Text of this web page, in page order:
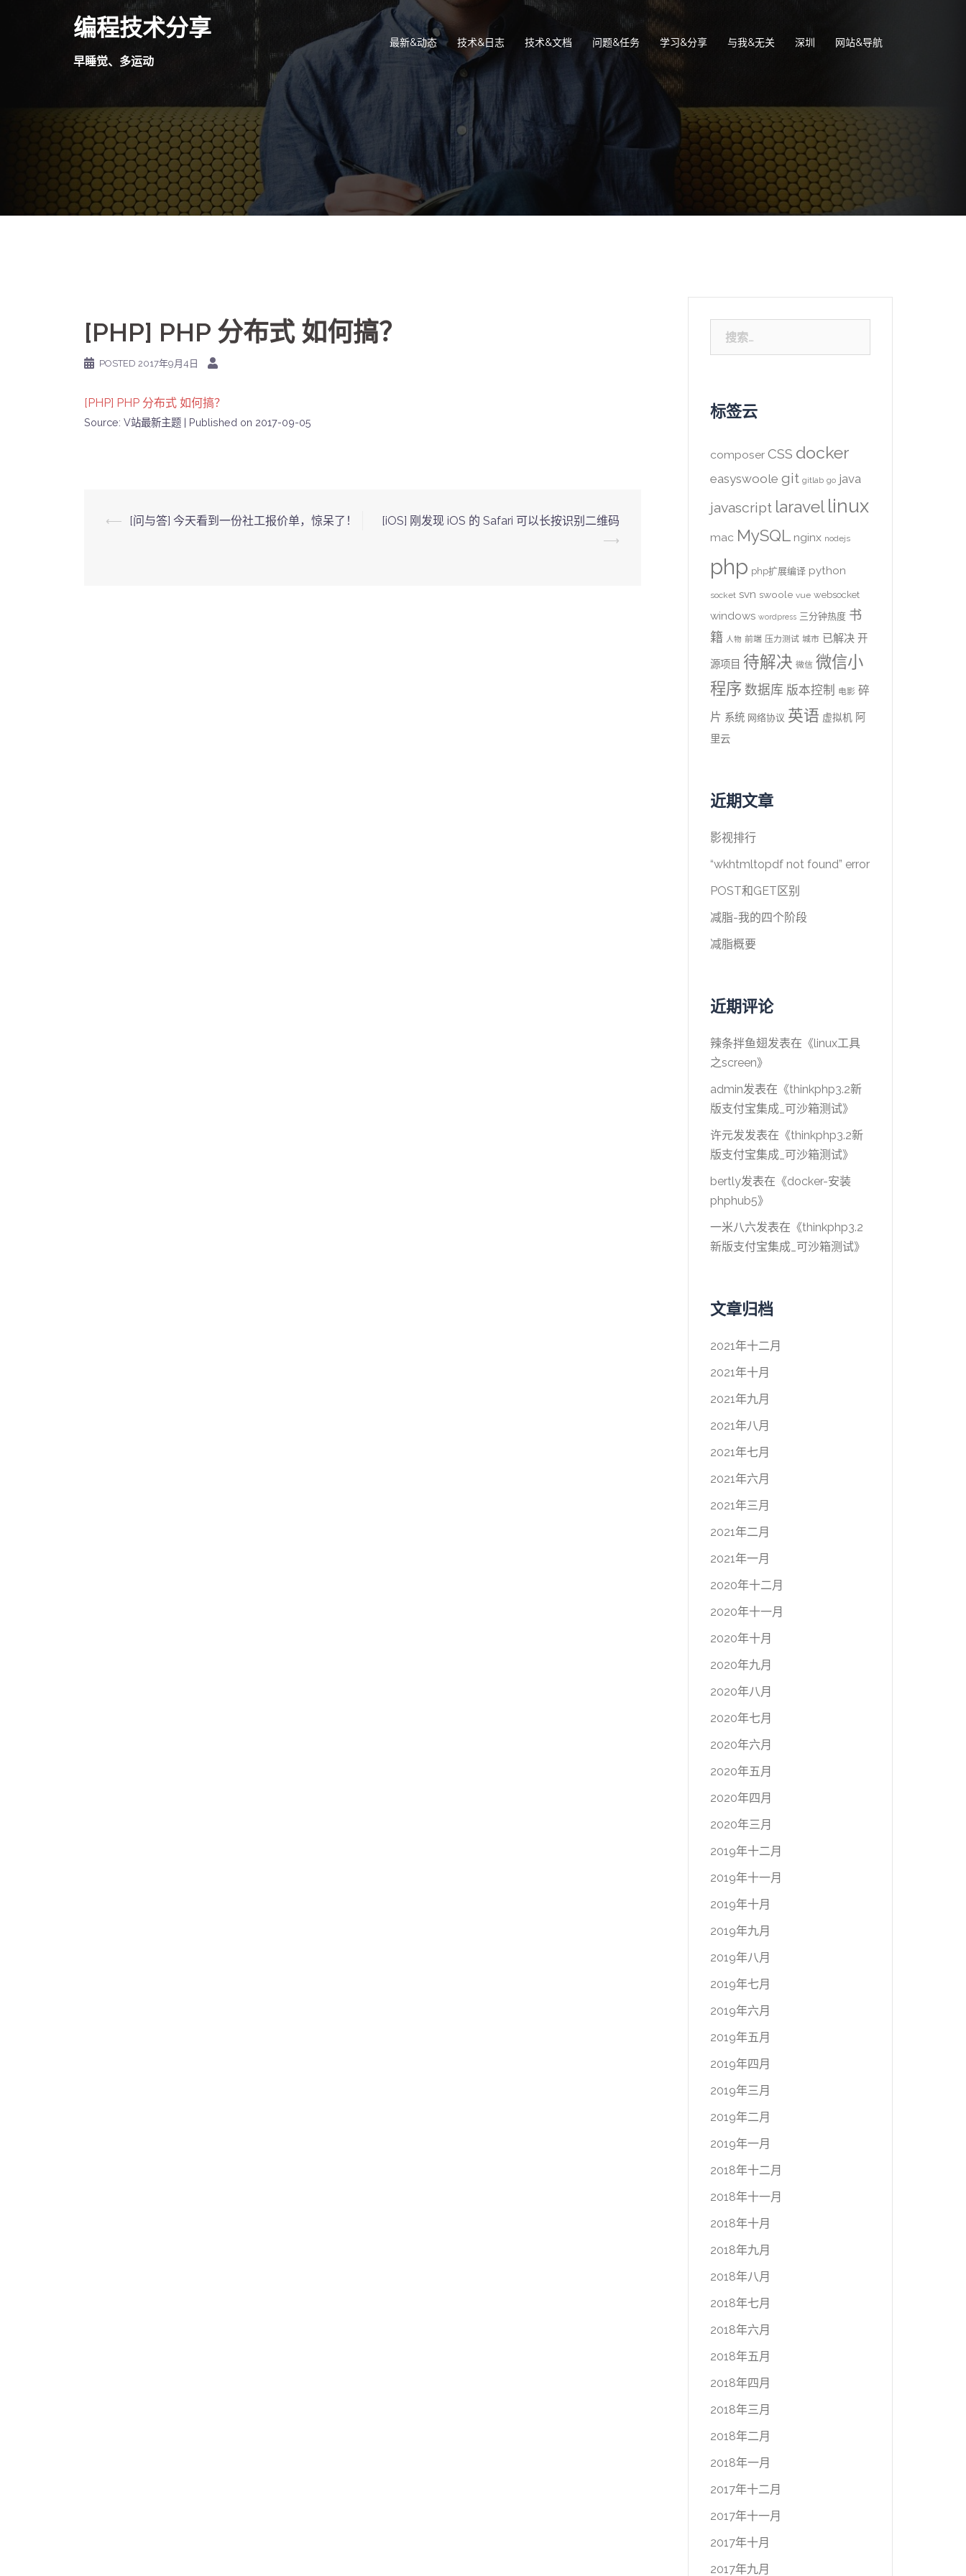
编程技术分享
早睡觉、多运动
最新&动态 技术&日志 技术&文档 问题&任务 学习&分享 与我&无关 深圳 网站&导航
[PHP] PHP 分布式 如何搞？
POSTED 2017年9月4日
[PHP] PHP 分布式 如何搞？
Source: V站最新主题 Published on 2017-09-05
Post
⟵ [问与答] 今天看到一份社工报价单，惊呆了！
[iOS] 刚发现 iOS 的 Safari 可以长按识别二维码
⟶
索：
标签云
composer CSS docker
easyswoole git gitlab go java
javascript laravel linux
mac MySQL nginx nodejs
php php扩展编译 python
socket svn swoole vue websocket
windows wordpress 三分钟热度 书
籍 人物 前端 压力测试 城市 已解决 开
源项目 待解决 微信 微信小
程序 数据库 版本控制 电影 碎
片 系统 网络协议 英语 虚拟机 阿
里云
近期文章
影视排行
“wkhtmltopdf not found” error
POST和GET区别
减脂-我的四个阶段
减脂概要
近期评论
辣条拌鱼翅发表在《linux工具
之screen》
admin发表在《thinkphp3.2新
版支付宝集成_可沙箱测试》
许元发发表在《thinkphp3.2新
版支付宝集成_可沙箱测试》
bertly发表在《docker-安装
phphub5》
一米八六发表在《thinkphp3.2
新版支付宝集成_可沙箱测试》
文章归档
2021年十二月
2021年十月
2021年九月
2021年八月
2021年七月
2021年六月
2021年三月
2021年二月
2021年一月
2020年十二月
2020年十一月
2020年十月
2020年九月
2020年八月
2020年七月
2020年六月
2020年五月
2020年四月
2020年三月
2019年十二月
2019年十一月
2019年十月
2019年九月
2019年八月
2019年七月
2019年六月
2019年五月
2019年四月
2019年三月
2019年二月
2019年一月
2018年十二月
2018年十一月
2018年十月
2018年九月
2018年八月
2018年七月
2018年六月
2018年五月
2018年四月
2018年三月
2018年二月
2018年一月
2017年十二月
2017年十一月
2017年十月
2017年九月